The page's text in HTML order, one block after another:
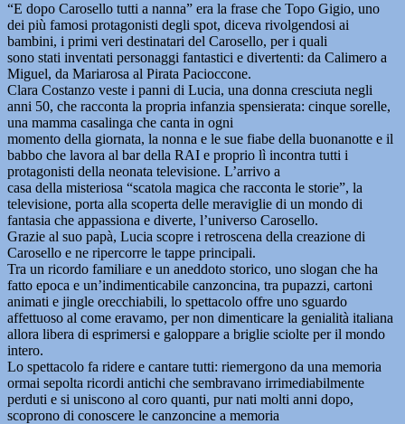
“E dopo Carosello tutti a nanna” era la frase che Topo Gigio, uno
dei più famosi protagonisti degli spot, diceva rivolgendosi ai
bambini, i primi veri destinatari del Carosello, per i quali
sono stati inventati personaggi fantastici e divertenti: da Calimero a
Miguel, da Mariarosa al Pirata Pacioccone.
Clara Costanzo veste i panni di Lucia, una donna cresciuta negli
anni 50, che racconta la propria infanzia spensierata: cinque sorelle,
una mamma casalinga che canta in ogni
momento della giornata, la nonna e le sue fiabe della buonanotte e il
babbo che lavora al bar della RAI e proprio lì incontra tutti i
protagonisti della neonata televisione. L’arrivo a
casa della misteriosa “scatola magica che racconta le storie”, la
televisione, porta alla scoperta delle meraviglie di un mondo di
fantasia che appassiona e diverte, l’universo Carosello.
Grazie al suo papà, Lucia scopre i retroscena della creazione di
Carosello e ne ripercorre le tappe principali.
Tra un ricordo familiare e un aneddoto storico, uno slogan che ha
fatto epoca e un’indimenticabile canzoncina, tra pupazzi, cartoni
animati e jingle orecchiabili, lo spettacolo offre uno sguardo
affettuoso al come eravamo, per non dimenticare la genialità italiana
allora libera di esprimersi e galoppare a briglie sciolte per il mondo
intero.
Lo spettacolo fa ridere e cantare tutti: riemergono da una memoria
ormai sepolta ricordi antichi che sembravano irrimediabilmente
perduti e si uniscono al coro quanti, pur nati molti anni dopo,
scoprono di conoscere le canzoncine a memoria